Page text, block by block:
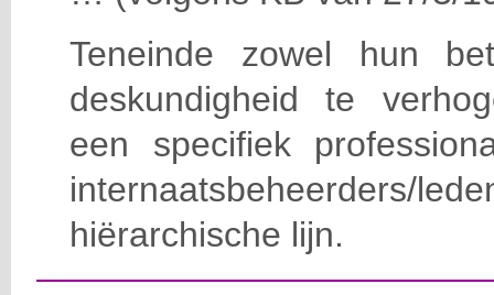
Teneinde zowel hun
deskundigheid te
een specifiek
hiërarchische lijn.